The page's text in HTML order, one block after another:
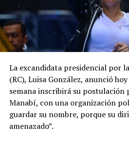
La excandidata presidencial por
(RC), Luisa González, anunció
semana inscribirá su postulación
Manabí, con una organización
guardar su nombre, porque su
amenazado”.